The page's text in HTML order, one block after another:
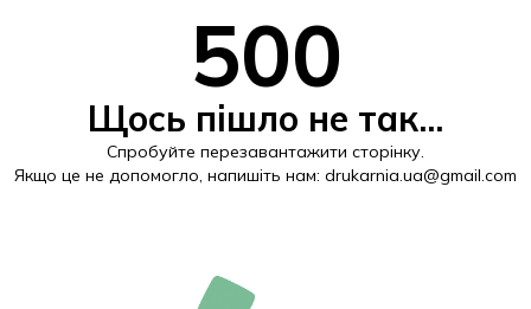
500
Щось пішло не так...
Спробуйте перезавантажити сторінку.
Якщо це не допомогло, напишіть нам: drukarnia.ua@gmail.com